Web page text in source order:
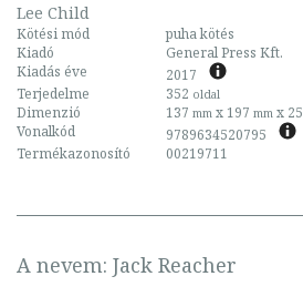
Lee Child
Kötési mód
puha kötés
Kiadó
General Press Kft.
Kiadás éve
2017
Terjedelme
352 oldal
Dimenzió 137 mm x 197 mm x 25
Vonalkód
9789634520795
Termékazonosító
00219711
A nevem: Jack Reacher